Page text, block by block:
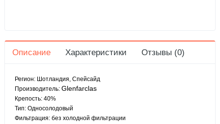
Описание Характеристики Отзывы (0)
Регион: Шотландия, Спейсайд
Производитель: Glenfarclas
Крепость: 40%
Тип: Односолодовый
Фильтрация: без холодной фильтрации